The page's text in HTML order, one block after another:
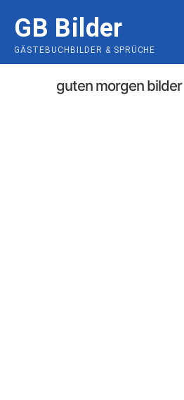
content
GB Bilder
GÄSTEBUCHBILDER & SPRÜCHE
guten morgen